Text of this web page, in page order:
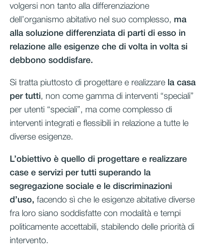
volgersi non tanto alla differenziazione
dell’organismo abitativo nel suo complesso, ma
alla soluzione differenziata di parti di esso in
relazione alle esigenze che di volta in volta si
debbono soddisfare.
Si tratta piuttosto di progettare e realizzare la casa
per tutti, non come gamma di interventi “speciali”
per utenti “speciali”, ma come complesso di
interventi integrati e flessibili in relazione a tutte le
diverse esigenze.
L’obiettivo è quello di progettare e realizzare
case e servizi per tutti superando la
segregazione sociale e le discriminazioni
d’uso, facendo sì che le esigenze abitative diverse
fra loro siano soddisfatte con modalità e tempi
politicamente accettabili, stabilendo delle priorità di
intervento.